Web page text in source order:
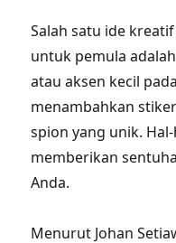
Salah satu ide
untuk pemula
atau aksen kecil
menambahkan
spion yang unik.
memberikan
Anda.
Menurut Johan